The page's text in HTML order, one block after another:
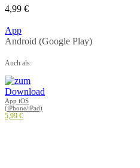
4,99 €
App
Android (Google Play)
Auch als:
App iOS
(iPhone/iPad)
5,99 €